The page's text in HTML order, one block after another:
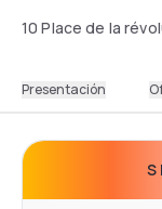
10 Place de la
Presentación